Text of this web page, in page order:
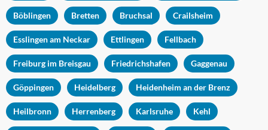
Böblingen Bretten Bruchsal Crailsheim
Esslingen am Neckar Ettlingen Fellbach
Freiburg im Breisgau Friedrichshafen Gaggenau
Göppingen Heidelberg Heidenheim an der Brenz
Heilbronn Herrenberg Karlsruhe Kehl